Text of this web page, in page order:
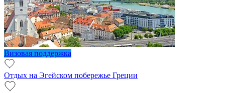
Визовая поддержка
Отдых на Эгейском побережье Греции